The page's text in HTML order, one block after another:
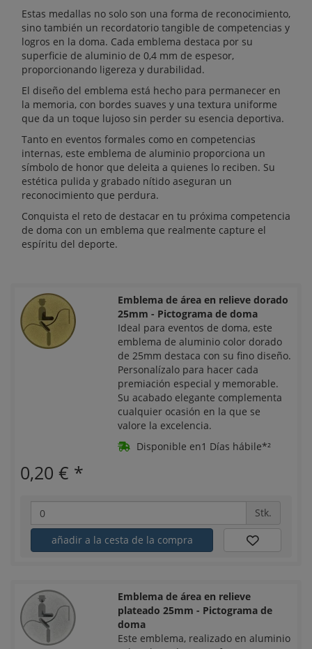
Estas medallas no solo son una forma de reconocimiento,
sino también un recordatorio tangible de competencias y
logros en la doma. Cada emblema destaca por su
superficie de aluminio de 0,4 mm de espesor,
proporcionando ligereza y durabilidad.
El diseño del emblema está hecho para permanecer en
la memoria, con bordes suaves y una textura uniforme
que da un toque lujoso sin perder su esencia deportiva.
Tanto en eventos formales como en competencias
internas, este emblema de aluminio proporciona un
símbolo de honor que deleita a quienes lo reciben. Su
estética pulida y grabado nítido aseguran un
reconocimiento que perdura.
Conquista el reto de destacar en tu próxima competencia
de doma con un emblema que realmente capture el
espíritu del deporte.
Emblema de área en relieve dorado
25mm - Pictograma de doma
Ideal para eventos de doma, este
emblema de aluminio color dorado
de 25mm destaca con su fino diseño.
Personalízalo para hacer cada
premiación especial y memorable.
Su acabado elegante complementa
cualquier ocasión en la que se
valore la excelencia.
Disponible en1 Días hábile*²
0,20 € *
Stk.
añadir a la cesta de la compra
Emblema de área en relieve
plateado 25mm - Pictograma de
doma
Este emblema, realizado en aluminio